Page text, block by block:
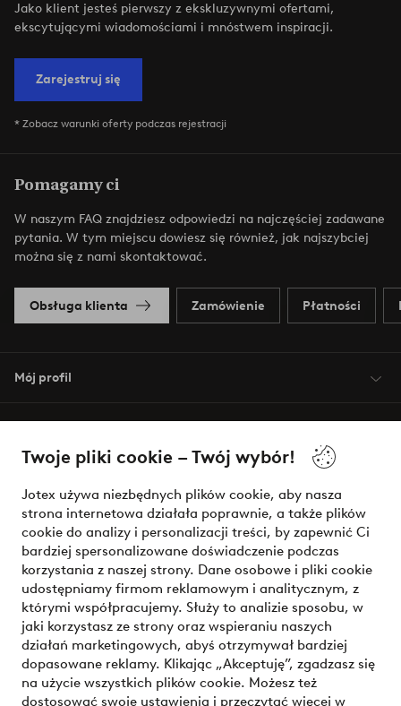
Twoje pliki cookie – Twój wybór!
Jotex używa niezbędnych plików cookie, aby nasza
strona internetowa działała poprawnie, a także plików
cookie do analizy i personalizacji treści, by zapewnić Ci
bardziej spersonalizowane doświadczenie podczas
korzystania z naszej strony. Dane osobowe i pliki cookie
udostępniamy firmom reklamowym i analitycznym, z
którymi współpracujemy. Służy to analizie sposobu, w
jaki korzystasz ze strony oraz wspieraniu naszych
działań marketingowych, abyś otrzymywał bardziej
dopasowane reklamy. Klikając „Akceptuję”, zgadzasz się
na użycie wszystkich plików cookie. Możesz też
dostosować swoje ustawienia i przeczytać więcej w
Jako klient jesteś pierwszy z ekskluzywnymi ofertami,
ekscytującymi wiadomościami i mnóstwem inspiracji.
Zarejestruj się
* Zobacz warunki oferty podczas rejestracji
Pomagamy ci
W naszym FAQ znajdziesz odpowiedzi na najczęściej zadawane
pytania. W tym miejscu dowiesz się również, jak najszybciej
można się z nami skontaktować.
Obsługa klienta Zamówienie Płatności
Mój profil
Warunki
Bezpieczne płatności - zapłać teraz lub podziel się
Chcesz dowiedzieć się więcej o naszych opcjach płatności